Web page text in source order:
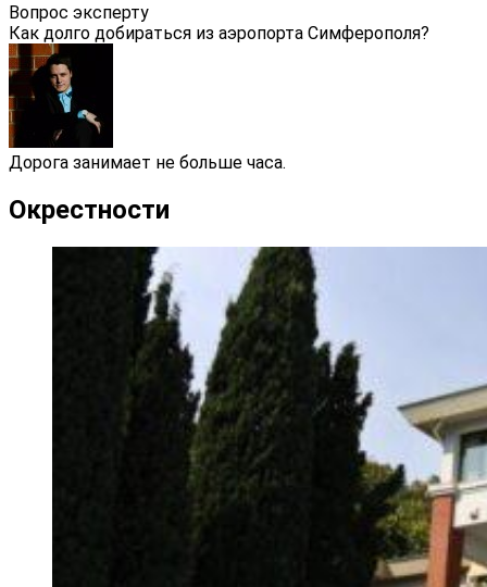
Вопрос эксперту
Как долго добираться из аэропорта Симферополя?
Дорога занимает не больше часа.
Окрестности